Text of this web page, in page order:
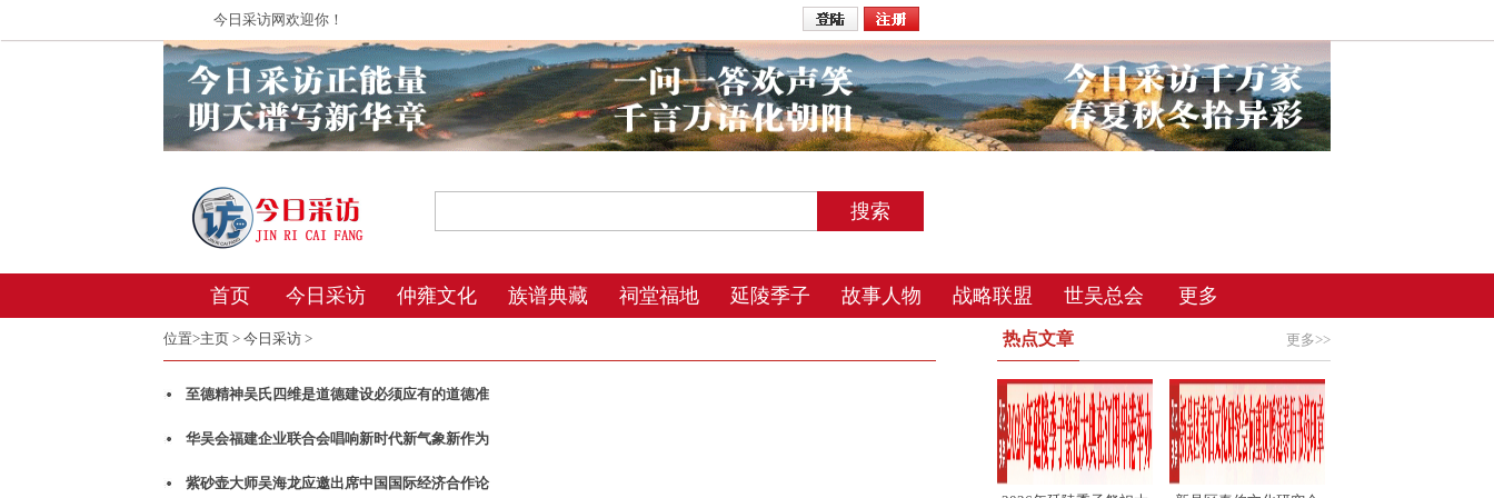
今日采访网欢迎你！
2026年8月6日 2:30 星期四 农历丙午年(马) 五月初一 丑时
首页 今日采访 仲雍文化 族谱典藏 祠堂福地 延陵季子 故事人物 战略联盟 世吴总会 更多
位置>主页 > 今日采访 >
至德精神吴氏四维是道德建设必须应有的道德准
华吴会福建企业联合会唱响新时代新气象新作为
紫砂壶大师吴海龙应邀出席中国国际经济合作论
热点文章 更多>>